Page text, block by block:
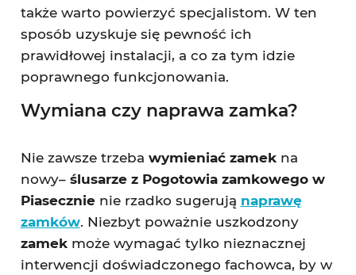
także warto powierzyć specjalistom. W ten
sposób uzyskuje się pewność ich
prawidłowej instalacji, a co za tym idzie
poprawnego funkcjonowania.
Wymiana czy naprawa zamka?
Nie zawsze trzeba wymieniać zamek na
nowy– ślusarze z Pogotowia zamkowego w
Piasecznie nie rzadko sugerują naprawę
zamków. Niezbyt poważnie uszkodzony
zamekmoże wymagać tylko nieznacznej
interwencji doświadczonego fachowca, by w